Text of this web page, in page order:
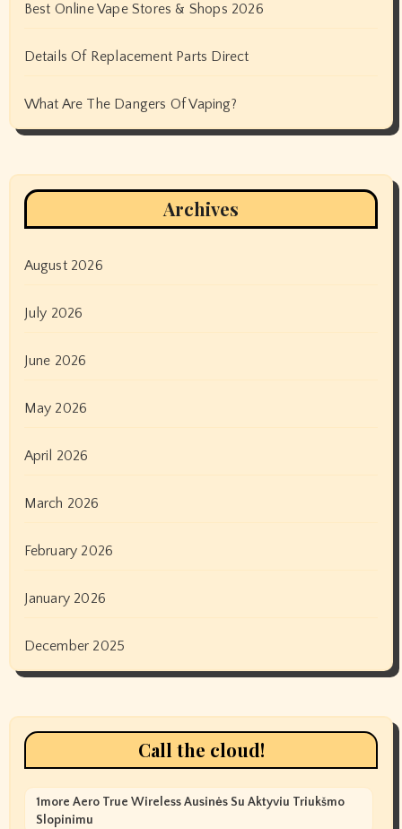
Best Online Vape Stores & Shops 2026
Details Of Replacement Parts Direct
What Are The Dangers Of Vaping?
Archives
August 2026
July 2026
June 2026
May 2026
April 2026
March 2026
February 2026
January 2026
December 2025
Call the cloud!
1more Aero True Wireless Ausinės Su Aktyviu Triukšmo
Slopinimu